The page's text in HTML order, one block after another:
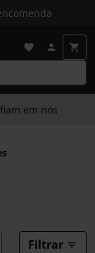
em nós
Filtrar